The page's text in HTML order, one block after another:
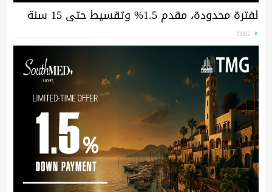
لفترة محدودة، مقدم 1.5% وتقسيط حتى 15 سنة
TMG